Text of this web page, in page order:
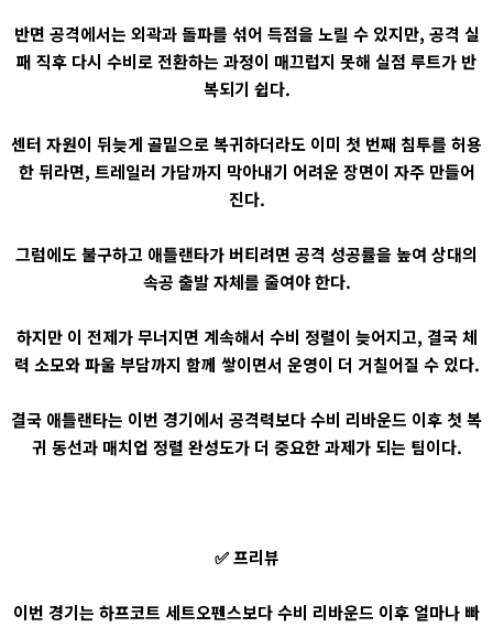
반면 공격에서는 외곽과 돌파를 섞어 득점을 노릴 수 있지만, 공격 실
패 직후 다시 수비로 전환하는 과정이 매끄럽지 못해 실점 루트가 반
복되기 쉽다.
센터 자원이 뒤늦게 골밑으로 복귀하더라도 이미 첫 번째 침투를 허용
한 뒤라면, 트레일러 가담까지 막아내기 어려운 장면이 자주 만들어
진다.
그럼에도 불구하고 애틀랜타가 버티려면 공격 성공률을 높여 상대의
속공 출발 자체를 줄여야 한다.
하지만 이 전제가 무너지면 계속해서 수비 정렬이 늦어지고, 결국 체
력 소모와 파울 부담까지 함께 쌓이면서 운영이 더 거칠어질 수 있다.
결국 애틀랜타는 이번 경기에서 공격력보다 수비 리바운드 이후 첫 복
귀 동선과 매치업 정렬 완성도가 더 중요한 과제가 되는 팀이다.
✅ 프리뷰
이번 경기는 하프코트 세트오펜스보다 수비 리바운드 이후 얼마나 빠